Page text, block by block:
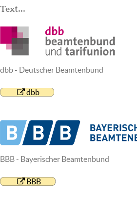
Text...
dbb - Deutscher Beamtenbund
dbb
BBB - Bayerischer Beamtenbund
BBB